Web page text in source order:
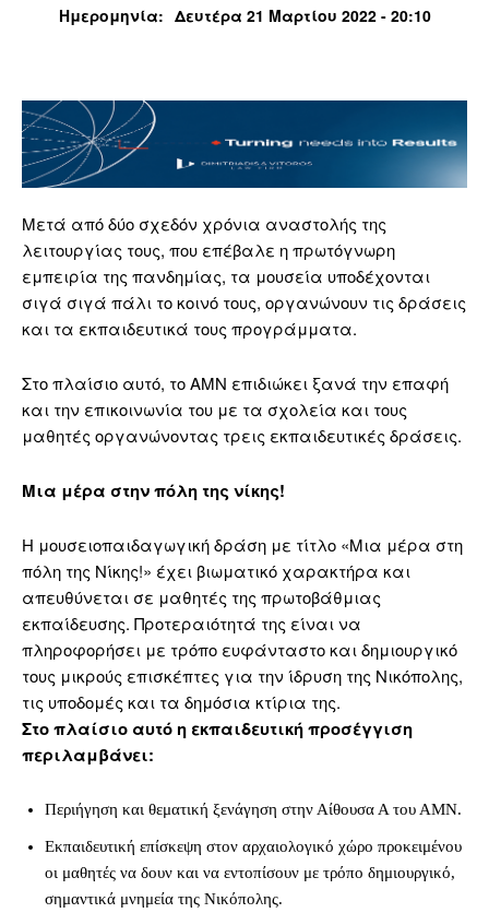
Ημερομηνία: Δευτέρα 21 Μαρτίου 2022 - 20:10
Μετά από δύο σχεδόν χρόνια αναστολής της
λειτουργίας τους, που επέβαλε η πρωτόγνωρη
εμπειρία της πανδημίας, τα μουσεία υποδέχονται
σιγά σιγά πάλι το κοινό τους, οργανώνουν τις δράσεις
και τα εκπαιδευτικά τους προγράμματα.
Στο πλαίσιο αυτό, το ΑΜΝ επιδιώκει ξανά την επαφή
και την επικοινωνία του με τα σχολεία και τους
μαθητές οργανώνοντας τρεις εκπαιδευτικές δράσεις.
Μια μέρα στην πόλη της νίκης!
Η μουσειοπαιδαγωγική δράση με τίτλο «Μια μέρα στη
πόλη της Νίκης!» έχει βιωματικό χαρακτήρα και
απευθύνεται σε μαθητές της πρωτοβάθμιας
εκπαίδευσης. Προτεραιότητά της είναι να
πληροφορήσει με τρόπο ευφάνταστο και δημιουργικό
τους μικρούς επισκέπτες για την ίδρυση της Νικόπολης,
τις υποδομές και τα δημόσια κτίρια της.
Στο πλαίσιο αυτό η εκπαιδευτική προσέγγιση
περιλαμβάνει:
Περιήγηση και θεματική ξενάγηση στην Αίθουσα Α του ΑΜΝ.
Εκπαιδευτική επίσκεψη στον αρχαιολογικό χώρο προκειμένου
οι μαθητές να δουν και να εντοπίσουν με τρόπο δημιουργικό,
σημαντικά μνημεία της Νικόπολης.